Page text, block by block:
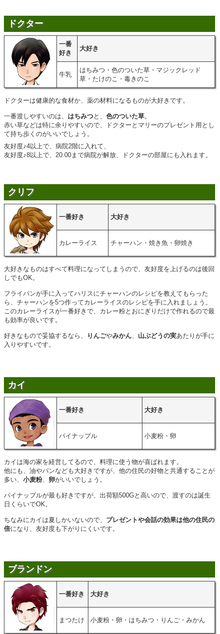
ドクター
一番
好き
大好き
牛乳
はちみつ・色のついた草・マジックレッド
草・たけのこ・毒きのこ
ドクターは健康的な食材か、薬の材料になるものが大好きです。
一番渡しやすいのは、 はちみつと、 色のついた草。
赤い草などは特に余りやすいので、ドクターとマリーのプレゼント用とし
て持ち歩くのがいいでしょう。
友好度♪4以上で、病院2階に入れて、
友好度♪8以上で、20:00まで病院が解放、ドクターの部屋にも入れます。
クリフ
一番好き 大好き
カレーライス チャーハン・焼き魚・卵焼き
大好きなものはすべて料理になってしまうので、友好度を上げるのは後回
しでもOK。
フライパンが手に入ってハリスにチャーハンのレシピを教えてもらった
ら、チャーハンを5つ作ってカレーライスのレシピを手に入れましょう。
このカレーライスが一番好きで、カレー粉とおにぎりだけで作れるので最
も効率が良いです。
好きなもので妥協するなら、 りんごやみかん、 山ぶどうの実あたりが手に
入りやすいです。
カイ
一番好き 大好き
パイナップル 小麦粉・卵
カイは海の家を経営してるので、料理に使う物が喜ばれます。
他にも、油やパンなども大好きですが、他の住民の好物と共通することが
多い、 小麦粉、 卵がいいでしょう。
パイナップルが最も好きですが、出荷額500Gと高いので、渡すのは誕生
日くらいでOK。
ちなみにカイは夏しかいないので、 プレゼントや会話の効果は他の住民の
倍になり、友好度も下がりにくいです。
ブランドン
一番好き 大好き
まつたけ 小麦粉・卵・はちみつ・りんご・みかん